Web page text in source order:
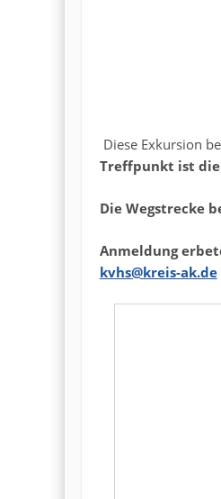
Diese Exkursion
Treffpunkt ist die
Die Wegstrecke
Anmeldung
kvhs@kreis-ak.de